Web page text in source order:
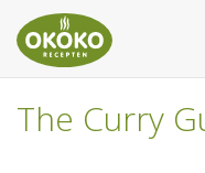
The Curry